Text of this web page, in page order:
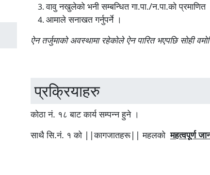
वावु नखुलेको भनी सम्बन्धित गा.पा./न.पा.को प्रमाणित
आमाले सनाखत गर्नुपर्ने ।
ऐन तर्जुमाको अवस्थामा रहेकोले ऐन पारित भएपछि सोही
प्रक्रियाहरु
कोठा नं. १८ बाट कार्य सम्पन्न हुने ।
साथै सि.नं. १ को ||कागजातहरू|| महलकोमहत्वपूर्ण